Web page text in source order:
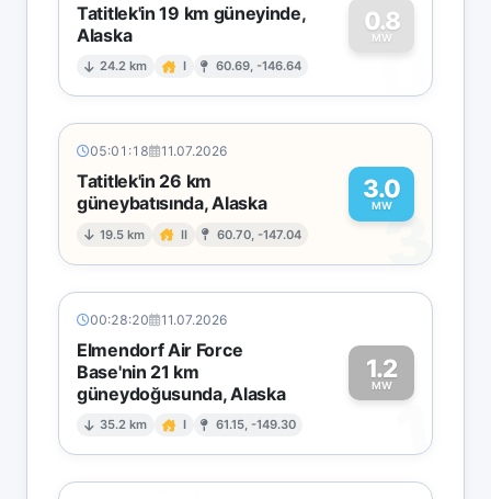
Tatitlek'in 19 km güneyinde,
Alaska
24.2 km I 60.69, -146.64
0.8
MW
0
05:01:18 11.07.2026
Tatitlek'in 26 km
güneybatısında, Alaska
19.5 km II 60.70, -147.04
3.0
MW
3
00:28:20 11.07.2026
Elmendorf Air Force
Base'nin 21 km
güneydoğusunda, Alaska
35.2 km I 61.15, -149.30
1.2
MW
1